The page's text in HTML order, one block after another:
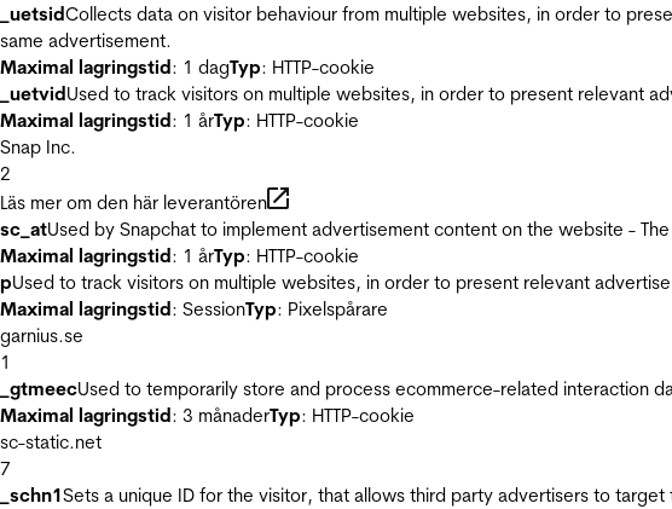
_uetsidCollects data on visitor behaviour from multiple websites, in order to
same advertisement.
Maximal lagringstid: 1 dagTyp: HTTP-cookie
_uetvidUsed to track visitors on multiple websites, in order to present relevant
Maximal lagringstid: 1 årTyp: HTTP-cookie
Snap Inc.
2
Läs mer om den här leverantören
sc_atUsed by Snapchat to implement advertisement content on the website -
Maximal lagringstid: 1 årTyp: HTTP-cookie
pUsed to track visitors on multiple websites, in order to present relevant
Maximal lagringstid: SessionTyp: Pixelspårare
garnius.se
1
_gtmeecUsed to temporarily store and process ecommerce-related interaction
Maximal lagringstid: 3 månaderTyp: HTTP-cookie
sc-static.net
7
_schn1Sets a unique ID for the visitor, that allows third party advertisers to